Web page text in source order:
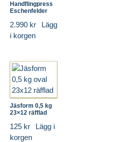
Handflingpress
Eschenfelder
2.990 kr
Lägg
i korgen
Jäsform 0,5 kg
23×12 räfflad
125 kr
Lägg i
korgen